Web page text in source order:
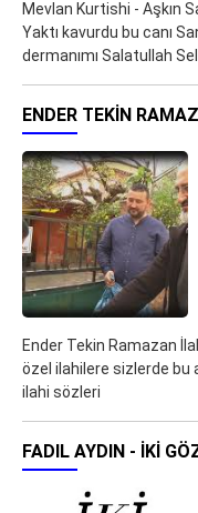
Mevlan Kurtishi - Aşkın
Yaktı kavurdu bu canı
dermanımı Salatullah
ENDER TEKIN
Ender Tekin Ramazan
özel ilahilere sizlerde bu
ilahi sözleri
FADIL AYDIN - İKİ